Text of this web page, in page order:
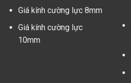
Giá kính cường lực 8mm
Giá kính cường lực
10mm